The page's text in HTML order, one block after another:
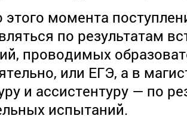
этого момента
по результатам
проводимых
или ЕГЭ, а в
и ассистентуру — по
испытаний.